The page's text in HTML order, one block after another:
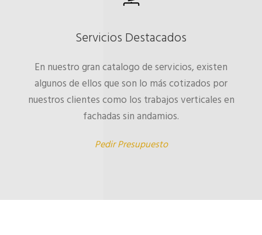
Servicios Destacados
En nuestro gran catalogo de servicios, existen
algunos de ellos que son lo más cotizados por
nuestros clientes como los trabajos verticales en
fachadas sin andamios.
Pedir Presupuesto